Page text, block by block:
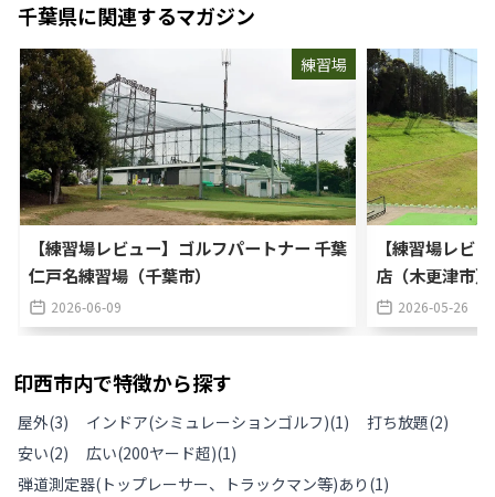
千葉県に関連するマガジン
練習場
【練習場レビュー】ゴルフパートナー 千葉
仁戸名練習場（千葉市）
2026-06-09
【練習場レビ
店（木更津市）
2026-05-26
印西市内で特徴から探す
屋外(3) インドア(シミュレーションゴルフ)(1) 打ち放題(2)
安い(2) 広い(200ヤード超)(1)
弾道測定器(トップレーサー、トラックマン等)あり (1)